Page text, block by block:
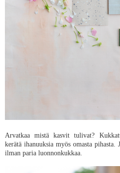
Arvatkaa mistä kasvit tulivat?
kerätä ihanuuksia myös omasta
ilman paria luonnonkukkaa.